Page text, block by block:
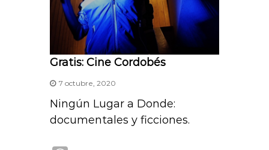
Gratis: Cine Cordobés
7 octubre, 2020
Ningún Lugar a Donde:
documentales y ficciones.